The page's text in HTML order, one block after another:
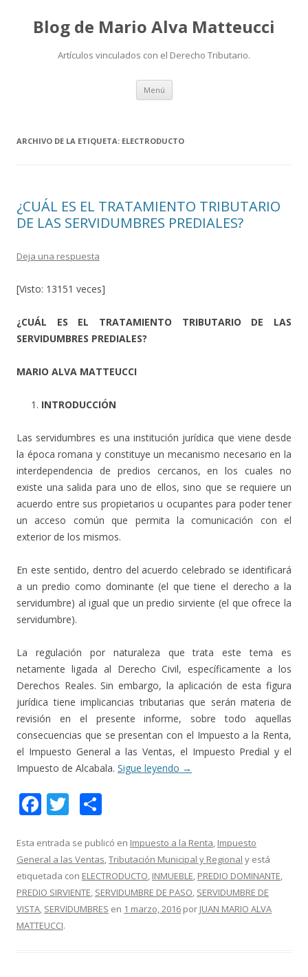
Blog de Mario Alva Matteucci
Artículos vinculados con el Derecho Tributario.
Menú Ir
contenido
ARCHIVO DE LA ETIQUETA: ELECTRODUCTO
¿CUÁL ES EL TRATAMIENTO TRIBUTARIO
DE LAS SERVIDUMBRES PREDIALES?
Deja una respuesta
[Visto: 13151 veces]
¿CUÁL ES EL TRATAMIENTO TRIBUTARIO DE LAS
SERVIDUMBRES PREDIALES?
MARIO ALVA MATTEUCCI
INTRODUCCIÓN
Las servidumbres es una institución jurídica que viene desde
la época romana y constituye un mecanismo necesario en la
interdependencia de predios cercanos, en los cuales no
existe una salida para uno de ellos, sino que se requiere un
acuerdo entre sus propietarios u ocupantes para poder tener
un acceso común que permita la comunicación con el
exterior de los mismos.
En este sentido, dentro del acuerdo celebrado se identificará
a un predio como dominante (el que tiene el derecho a la
servidumbre) al igual que un predio sirviente (el que ofrece la
servidumbre).
La regulación por naturaleza que trata este tema es
netamente ligada al Derecho Civil, específicamente a los
Derechos Reales. Sin embargo, la aplicación de esta figura
jurídica tiene implicancias tributarias que serán materia de
revisión en el presente informe, sobre todo aquellas
consecuencias que se presentan con el Impuesto a la Renta,
el Impuesto General a las Ventas, el Impuesto Predial y el
Impuesto de Alcabala. Sigue leyendo →
F
e
b
o
o
k
T
itt
er
m
p
ar
ti
Esta entrada se publicó en Impuesto a la Renta, Impuesto
General a las Ventas,Tributación Municipal y Regional y está
etiquetada con ELECTRODUCTO, INMUEBLE, PREDIO DOMINANTE,
PREDIO SIRVIENTE, SERVIDUMBRE DE PASO, SERVIDUMBRE DE
VISTA, SERVIDUMBRES en 1 marzo, 2016 por JUAN MARIO ALVA
MATTEUCCI.